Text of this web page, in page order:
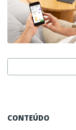
CONTEÚDO